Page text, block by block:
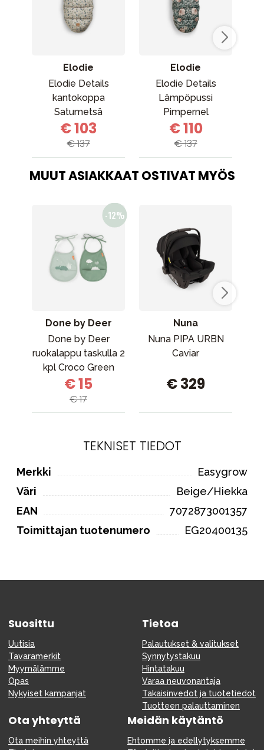
Elodie
Elodie Details
kantokoppa
Satumetsä
€ 103
€ 137
Elodie
Elodie Details
Lämpöpussi
Pimpernel
€ 110
€ 137
MUUT ASIAKKAAT OSTIVAT MYÖS
Done by Deer
Done by Deer
ruokalappu taskulla 2
kpl Croco Green
€ 15
€ 17
Nuna
Nuna PIPA URBN
Caviar
€ 329
TEKNISET TIEDOT
Merkki
Easygrow
Väri
Beige/Hiekka
EAN
7072873001357
Toimittajan tuotenumero
EG20400135
Suosittu
Uutisia
Tavaramerkit
Myymälämme
Opas
Nykyiset kampanjat
Tietoa
Palautukset & valitukset
Synnytystakuu
Hintatakuu
Varaa neuvonantaja
Takaisinvedot ja tuotetiedot
Tuotteen palauttaminen
Ota yhteyttä
Ota meihin yhteyttä
Meidän käytäntö
Ehtomme ja edellytyksemme